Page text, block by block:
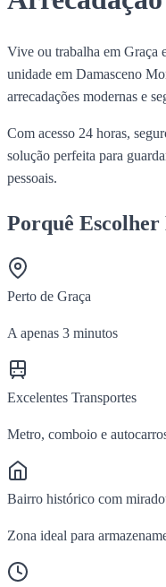
Vive ou trabalha em Graça
unidade em Damasceno
arrecadações modernas e
Com acesso 24 horas,
solução perfeita para
pessoais.
Porquê Escolher
Perto de Graça
A apenas 3 minutos
Excelentes Transportes
Metro, comboio e
Bairro histórico com
Zona ideal para